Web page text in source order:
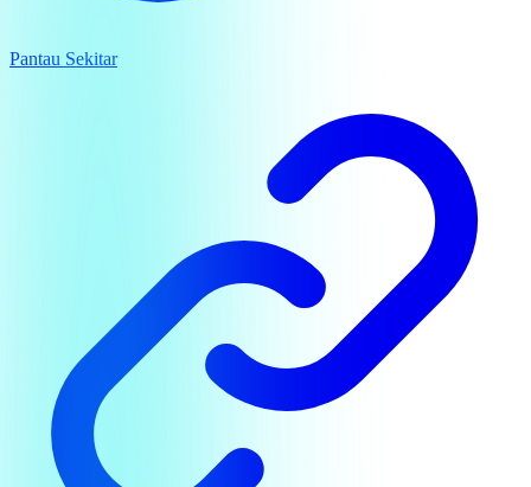
Pantau Sekitar